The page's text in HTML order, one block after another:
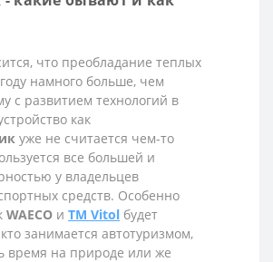
что преобладание теплых
намного больше, чем
с развитием технологий в
как
уже не считается чем-то
все большей и
у владельцев
средств. Особенно
WAECO и TM Vitol будет
занимается автотуризмом,
время на природе или же